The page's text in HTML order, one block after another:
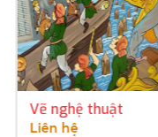
Vẽ nghệ thuật
Liên hệ